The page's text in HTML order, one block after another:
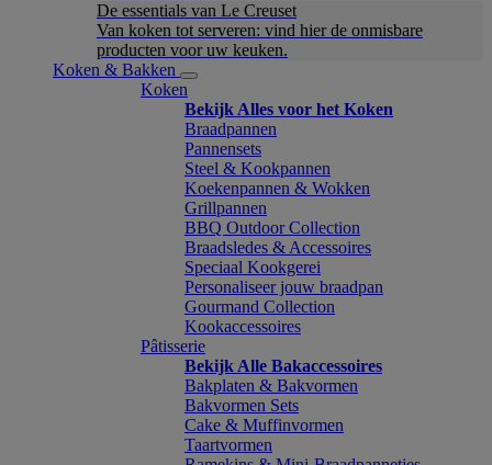
De essentials van Le Creuset
Van koken tot serveren: vind hier de onmisbare
producten voor uw keuken.
Koken & Bakken
Koken
Bekijk Alles voor het Koken
Braadpannen
Pannensets
Steel & Kookpannen
Koekenpannen & Wokken
Grillpannen
BBQ Outdoor Collection
Braadsledes & Accessoires
Speciaal Kookgerei
Personaliseer jouw braadpan
Gourmand Collection
Kookaccessoires
Pâtisserie
Bekijk Alle Bakaccessoires
Bakplaten & Bakvormen
Bakvormen Sets
Cake & Muffinvormen
Taartvormen